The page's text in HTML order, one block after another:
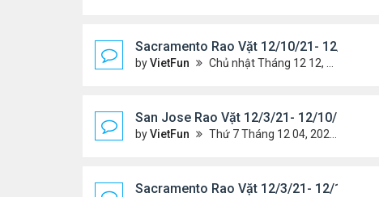
Sacramento Rao Vặt 12/10/21- 12/17/21
byVietFun Chủ nhật Tháng 12 12, 2021 12:54 pm
San Jose Rao Vặt 12/3/21- 12/10/21
byVietFun Thứ 7 Tháng 12 04, 2021 7:42 pm
Sacramento Rao Vặt 12/3/21- 12/10/21